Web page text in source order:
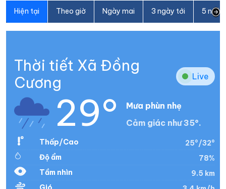
Hiện tại Theo giờ Ngày mai 3 ngày tới 5
Thời tiết Xã Đồng
Cương
Live
29°
Mưa phùn nhẹ
Cảm giác như 35°.
Thấp/Cao
25°/32°
Độ ẩm
78%
Tầm nhìn
9.5 km